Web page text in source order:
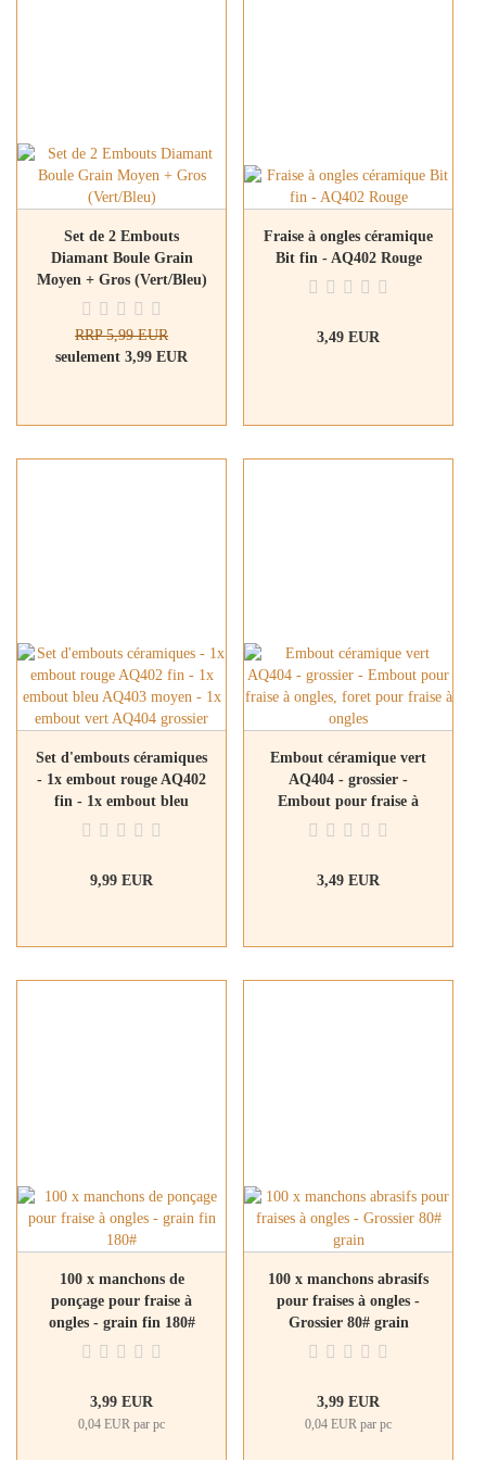
Set de 2 Embouts
Diamant Boule Grain
Moyen + Gros (Vert/Bleu)
RRP 5,99 EUR
seulement 3,99 EUR
Fraise à ongles céramique
Bit fin - AQ402 Rouge
3,49 EUR
Set d'embouts céramiques
- 1x embout rouge AQ402
fin - 1x embout bleu
AQ403 moyen - 1x
9,99 EUR
Embout céramique vert
AQ404 - grossier -
Embout pour fraise à
ongles, foret pour fraise à
3,49 EUR
100 x manchons de
ponçage pour fraise à
ongles - grain fin 180#
3,99 EUR
0,04 EUR par pc
100 x manchons abrasifs
pour fraises à ongles -
Grossier 80# grain
3,99 EUR
0,04 EUR par pc